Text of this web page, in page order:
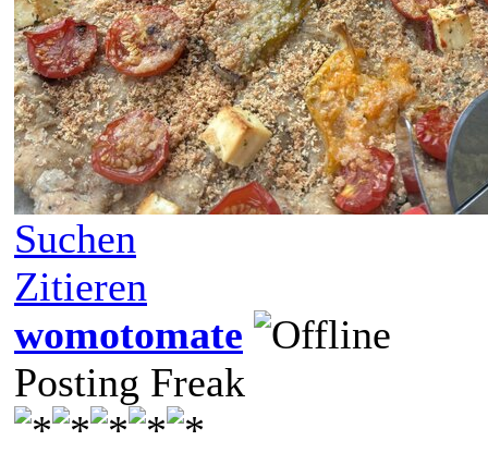
Suchen
Zitieren
womotomate
Posting Freak